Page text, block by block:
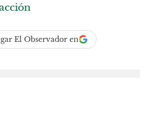
El Observador en